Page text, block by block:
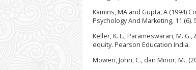
Kamins, MA and Gupta, A (1994)
Psychology And Marketing, 11 (6).
Keller, K. L., Parameswaran, M.
equity. Pearson Education India.
Mowen, John, C., dan Minor, M.,